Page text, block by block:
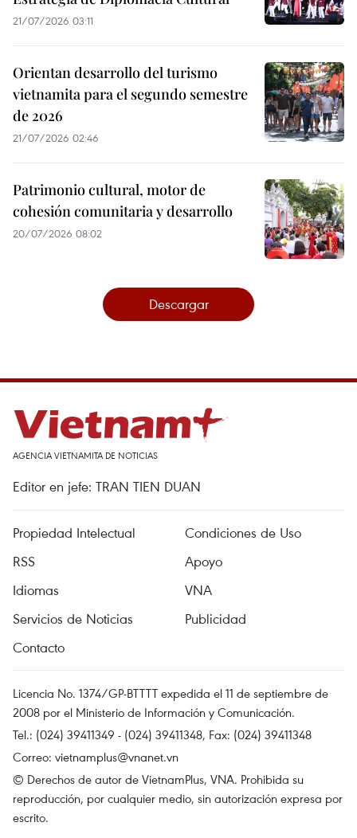
21/07/2026 03:11
Orientan desarrollo del turismo
vietnamita para el segundo semestre
de 2026
21/07/2026 02:46
Patrimonio cultural, motor de
cohesión comunitaria y desarrollo
20/07/2026 08:02
Descargar
AGENCIA VIETNAMITA DE NOTICIAS
Editor en jefe: TRAN TIEN DUAN
Propiedad Intelectual
Condiciones de Uso
RSS
Apoyo
Idiomas
VNA
Servicios de Noticias
Publicidad
Contacto
Licencia No. 1374/GP-BTTTT expedida el 11 de septiembre de
2008 por el Ministerio de Información y Comunicación.
Tel.: (024) 39411349 - (024) 39411348, Fax: (024) 39411348
Correo: vietnamplus@vnanet.vn
© Derechos de autor de VietnamPlus, VNA. Prohibida su
reproducción, por cualquier medio, sin autorización expresa por
escrito.